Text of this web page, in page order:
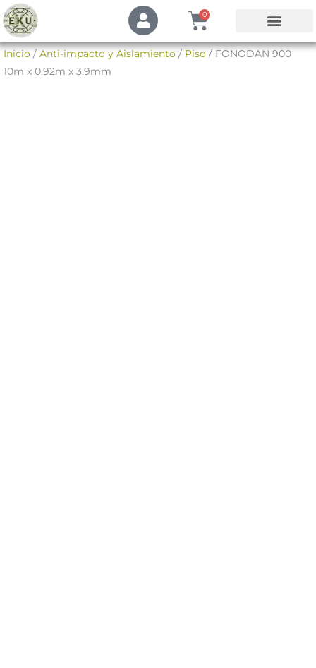
al
contenido
U
s
e
r
0
Cart
Inicio / Anti-impacto y Aislamiento / Piso / FONODAN 900
10m x 0,92m x 3,9mm